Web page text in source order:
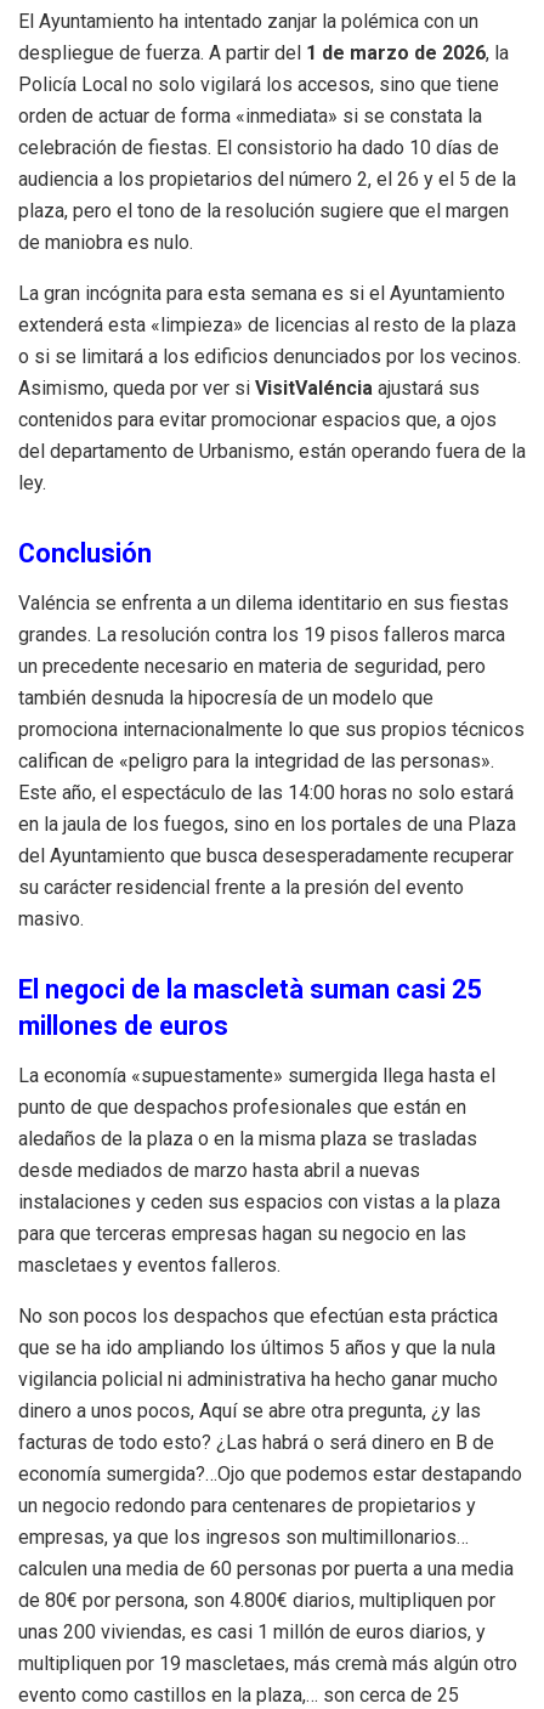
El Ayuntamiento ha intentado zanjar la polémica con un
despliegue de fuerza. A partir del 1 de marzo de 2026, la
Policía Local no solo vigilará los accesos, sino que tiene
orden de actuar de forma «inmediata» si se constata la
celebración de fiestas. El consistorio ha dado 10 días de
audiencia a los propietarios del número 2, el 26 y el 5 de la
plaza, pero el tono de la resolución sugiere que el margen
de maniobra es nulo.
La gran incógnita para esta semana es si el Ayuntamiento
extenderá esta «limpieza» de licencias al resto de la plaza
o si se limitará a los edificios denunciados por los vecinos.
Asimismo, queda por ver si VisitValéncia ajustará sus
contenidos para evitar promocionar espacios que, a ojos
del departamento de Urbanismo, están operando fuera de la
ley.
Conclusión
Valéncia se enfrenta a un dilema identitario en sus fiestas
grandes. La resolución contra los 19 pisos falleros marca
un precedente necesario en materia de seguridad, pero
también desnuda la hipocresía de un modelo que
promociona internacionalmente lo que sus propios técnicos
califican de «peligro para la integridad de las personas».
Este año, el espectáculo de las 14:00 horas no solo estará
en la jaula de los fuegos, sino en los portales de una Plaza
del Ayuntamiento que busca desesperadamente recuperar
su carácter residencial frente a la presión del evento
masivo.
El negoci de la mascletà suman casi 25
millones de euros
La economía «supuestamente» sumergida llega hasta el
punto de que despachos profesionales que están en
aledaños de la plaza o en la misma plaza se trasladas
desde mediados de marzo hasta abril a nuevas
instalaciones y ceden sus espacios con vistas a la plaza
para que terceras empresas hagan su negocio en las
mascletaes y eventos falleros.
No son pocos los despachos que efectúan esta práctica
que se ha ido ampliando los últimos 5 años y que la nula
vigilancia policial ni administrativa ha hecho ganar mucho
dinero a unos pocos, Aquí se abre otra pregunta, ¿y las
facturas de todo esto? ¿Las habrá o será dinero en B de
economía sumergida?…Ojo que podemos estar destapando
un negocio redondo para centenares de propietarios y
empresas, ya que los ingresos son multimillonarios…
calculen una media de 60 personas por puerta a una media
de 80€ por persona, son 4.800€ diarios, multipliquen por
unas 200 viviendas, es casi 1 millón de euros diarios, y
multipliquen por 19 mascletaes, más cremà más algún otro
evento como castillos en la plaza,… son cerca de 25